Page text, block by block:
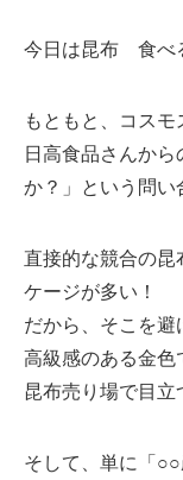
今日は昆布 食べ
もともと、コスモ
日高食品さんか
か？」という問い
直接的な競合の
ケージが多い！
だから、そこを避
高級感のある金色
昆布売り場で目立
そして、単に「